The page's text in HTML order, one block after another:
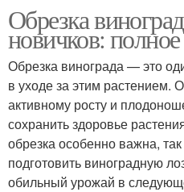
Обрезка
новичков:
Обрезка винограда — это
в уходе за этим растением.
активному росту и
сохранить здоровье
обрезка особенно важна,
подготовить виноградную
обильный урожай в